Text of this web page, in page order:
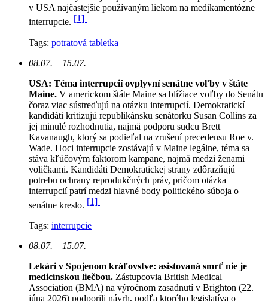
v USA najčastejšie používaným liekom na medikamentózne
interrupcie. [1]
Tags: potratová tabletka
08.07. – 15.07.
USA: Téma interrupcií ovplyvní senátne voľby v štáte
Maine. V americkom štáte Maine sa blížiace voľby do Senátu
čoraz viac sústreďujú na otázku interrupcií. Demokratickí
kandidáti kritizujú republikánsku senátorku Susan Collins za
jej minulé rozhodnutia, najmä podporu sudcu Brett
Kavanaugh, ktorý sa podieľal na zrušení precedensu Roe v.
Wade. Hoci interrupcie zostávajú v Maine legálne, téma sa
stáva kľúčovým faktorom kampane, najmä medzi ženami
voličkami. Kandidáti Demokratickej strany zdôrazňujú
potrebu ochrany reprodukčných práv, pričom otázka
interrupcií patrí medzi hlavné body politického súboja o
senátne kreslo. [1]
Tags: interrupcie
08.07. – 15.07.
Lekári v Spojenom kráľovstve: asistovaná smrť nie je
medicínskou liečbou. Zástupcovia British Medical
Association (BMA) na výročnom zasadnutí v Brighton (22.
júna 2026) podporili návrh, podľa ktorého legislatíva o